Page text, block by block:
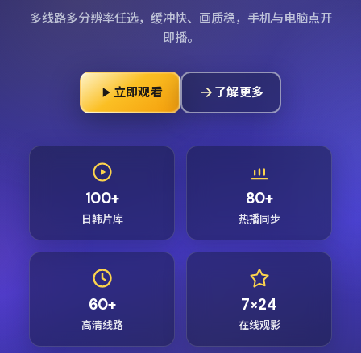
多线路多分辨率任选，缓冲快、画质稳，手机与电脑点开
即播。
立即观看 了解更多
100+
日韩片库
80+
热播同步
60+
高清线路
7×24
在线观影